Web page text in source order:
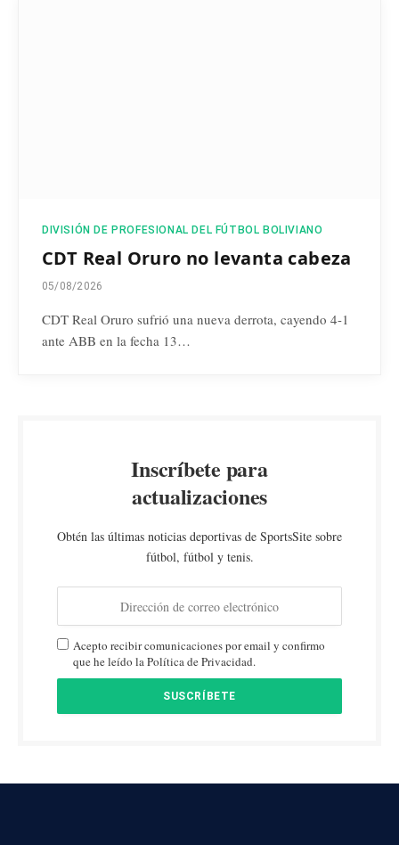
DIVISIÓN DE PROFESIONAL DEL FÚTBOL BOLIVIANO
CDT Real Oruro no levanta cabeza
05/08/2026
CDT Real Oruro sufrió una nueva derrota, cayendo 4-1
ante ABB en la fecha 13…
Inscríbete para
actualizaciones
Obtén las últimas noticias deportivas de SportsSite sobre
fútbol, fútbol y tenis.
Acepto recibir comunicaciones por email y confirmo
que he leído la Política de Privacidad.